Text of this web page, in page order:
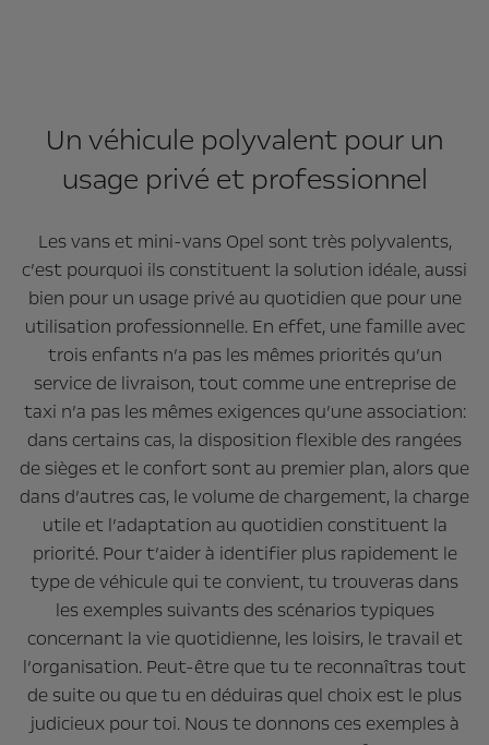
Un véhicule polyvalent pour un
usage privé et professionnel
Les vans et mini-vans Opel sont très polyvalents,
c’est pourquoi ils constituent la solution idéale, aussi
bien pour un usage privé au quotidien que pour une
utilisation professionnelle. En effet, une famille avec
trois enfants n’a pas les mêmes priorités qu’un
service de livraison, tout comme une entreprise de
taxi n’a pas les mêmes exigences qu’une association:
dans certains cas, la disposition flexible des rangées
de sièges et le confort sont au premier plan, alors que
dans d’autres cas, le volume de chargement, la charge
utile et l’adaptation au quotidien constituent la
priorité. Pour t’aider à identifier plus rapidement le
type de véhicule qui te convient, tu trouveras dans
les exemples suivants des scénarios typiques
concernant la vie quotidienne, les loisirs, le travail et
l’organisation. Peut-être que tu te reconnaîtras tout
de suite ou que tu en déduiras quel choix est le plus
judicieux pour toi. Nous te donnons ces exemples à